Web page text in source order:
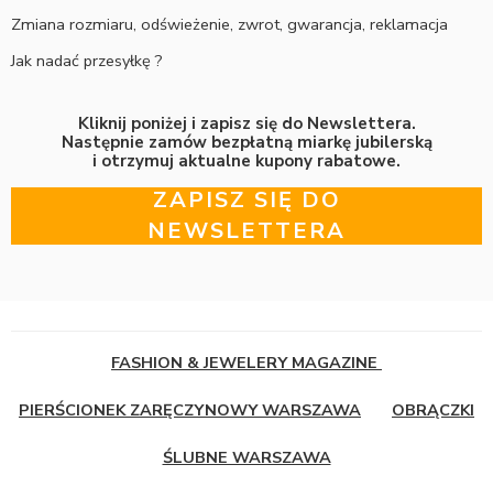
Zmiana rozmiaru, odświeżenie, zwrot, gwarancja, reklamacja
Jak nadać przesyłkę ?
Kliknij poniżej i zapisz się do Newslettera.
Następnie zamów bezpłatną miarkę jubilerską
i otrzymuj aktualne kupony rabatowe.
ZAPISZ SIĘ DO
NEWSLETTERA
FASHION & JEWELERY MAGAZINE
PIERŚCIONEK ZARĘCZYNOWY WARSZAWA OBRĄCZKI
ŚLUBNE WARSZAWA